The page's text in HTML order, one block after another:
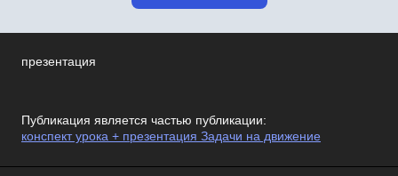
презентация
Публикация является частью публикации:
конспект урока + презентация Задачи на движение